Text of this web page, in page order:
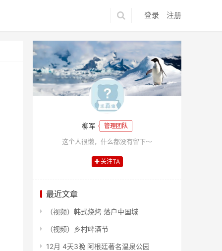
登录 注册
柳军 管理团队
这个人很懒，什么都没有留下～
关注TA
最近文章
（视频）韩式烧烤 落户中国城
（视频）乡村啤酒节
12月 4天3晚 阿根廷著名温泉公园